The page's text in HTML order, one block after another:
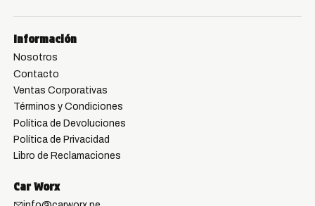
Información
Nosotros
Contacto
Ventas Corporativas
Términos y Condiciones
Política de Devoluciones
Política de Privacidad
Libro de Reclamaciones
Car Worx